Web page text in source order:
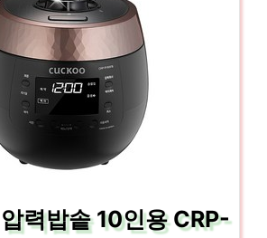
력밥솥 10인용 CRP-